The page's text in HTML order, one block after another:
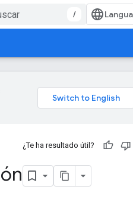
/
¿Te ha resultado útil?